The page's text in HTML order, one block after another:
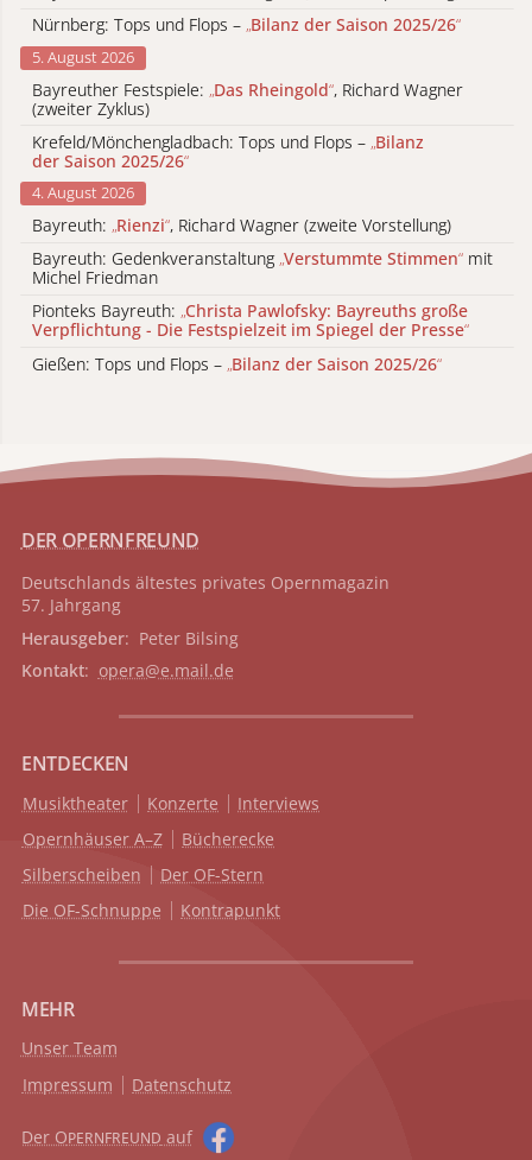
Nürnberg: Tops und Flops – „Bilanz der Saison 2025/26“
5. August 2026
Bayreuther Festspiele: „Das Rheingold“, Richard Wagner
(zweiter Zyklus)
Krefeld/Mönchengladbach: Tops und Flops – „Bilanz
der Saison 2025/26“
4. August 2026
Bayreuth: „Rienzi“, Richard Wagner (zweite Vorstellung)
Bayreuth: Gedenkveranstaltung „Verstummte Stimmen“ mit
Michel Friedman
Pionteks Bayreuth: „Christa Pawlofsky: Bayreuths große
Verpflichtung - Die Festspielzeit im Spiegel der Presse“
Gießen: Tops und Flops – „Bilanz der Saison 2025/26“
DER OPERNFREUND
Deutschlands ältestes privates Opernmagazin
57. Jahrgang
Herausgeber: Peter Bilsing
Kontakt: opera@e.mail.de
ENTDECKEN
Musiktheater Konzerte
Interviews
Opernhäuser A–Z
Bücherecke
Silberscheiben
Der OF-Stern
Die OF-Schnuppe
Kontrapunkt
MEHR
Unser Team
Impressum
Datenschutz
Der OPERNFREUND auf